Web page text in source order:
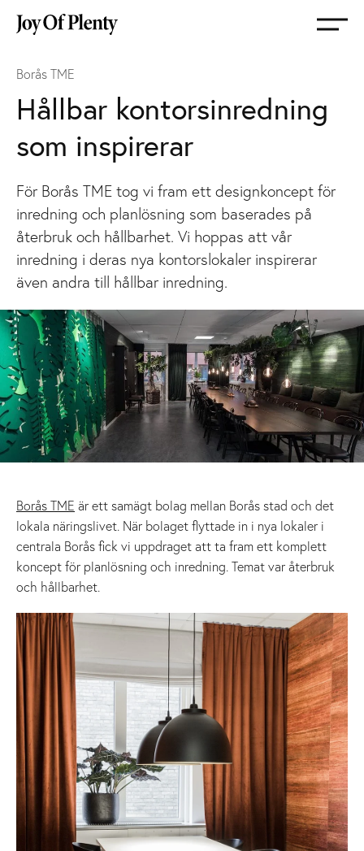
Gå
till
Borås TME
Hållbar kontorsinredning
som inspirerar
För Borås TME tog vi fram ett designkoncept för
inredning och planlösning som baserades på
återbruk och hållbarhet. Vi hoppas att vår
inredning i deras nya kontorslokaler inspirerar
även andra till hållbar inredning.
Borås TME är ett samägt bolag mellan Borås stad och det
lokala näringslivet. När bolaget flyttade in i nya lokaler i
centrala Borås fick vi uppdraget att ta fram ett komplett
koncept för planlösning och inredning. Temat var återbruk
och hållbarhet.